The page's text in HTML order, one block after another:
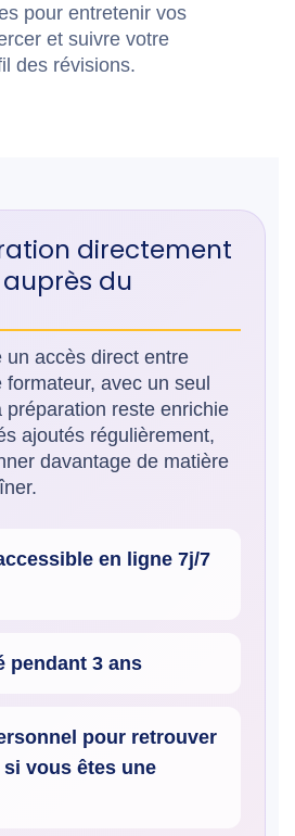
pour entretenir vos
et suivre votre
des révisions.
directement
du
un accès direct entre
formateur, avec un seul
préparation reste enrichie
ajoutés régulièrement,
davantage de matière
en ligne 7j/7
pendant 3 ans
pour retrouver
vous êtes une